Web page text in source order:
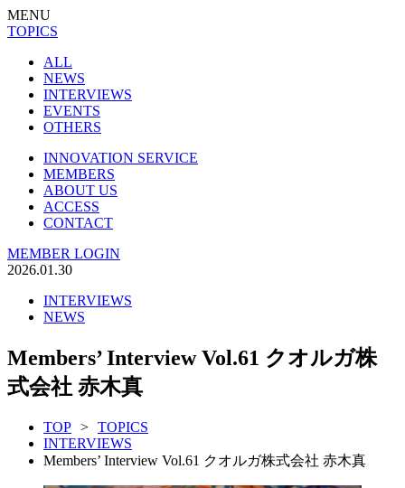
MENU
TOPICS
ALL
NEWS
INTERVIEWS
EVENTS
OTHERS
INNOVATION SERVICE
MEMBERS
ABOUT US
ACCESS
CONTACT
MEMBER LOGIN
2026.01.30
INTERVIEWS
NEWS
Members’ Interview Vol.61 クオルガ株
式会社 赤木真
TOP > TOPICS
INTERVIEWS
Members’ Interview Vol.61 クオルガ株式会社 赤木真